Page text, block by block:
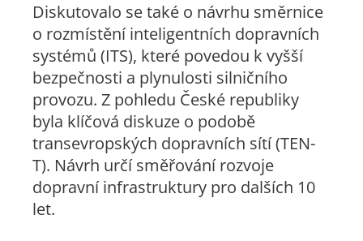
Diskutovalo se také o návrhu směrnice
o rozmístění inteligentních dopravních
systémů (ITS), které povedou k vyšší
bezpečnosti a plynulosti silničního
provozu. Z pohledu České republiky
byla klíčová diskuze o podobě
transevropských dopravních sítí (TEN-
T). Návrh určí směřování rozvoje
dopravní infrastruktury pro dalších 10
let.